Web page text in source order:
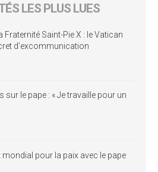
LES PLUS LUES
Fraternité Saint-Pie X : le Vatican
d’excommunication
sur le pape : « Je travaille pour un
mondial pour la paix avec le pape